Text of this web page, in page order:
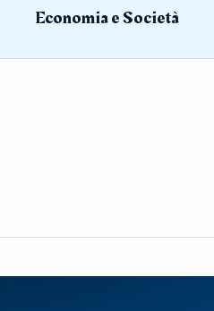
Economia e Società